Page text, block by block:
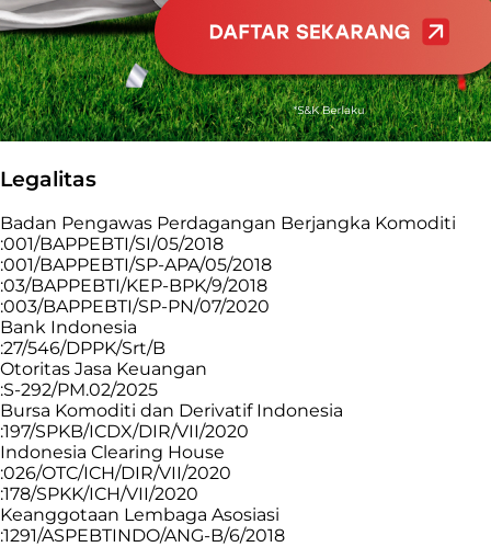
Legalitas
Badan Pengawas Perdagangan Berjangka Komoditi
:001/BAPPEBTI/SI/05/2018
:001/BAPPEBTI/SP-APA/05/2018
:03/BAPPEBTI/KEP-BPK/9/2018
:003/BAPPEBTI/SP-PN/07/2020
Bank Indonesia
:27/546/DPPK/Srt/B
Otoritas Jasa Keuangan
:S-292/PM.02/2025
Bursa Komoditi dan Derivatif Indonesia
:197/SPKB/ICDX/DIR/VII/2020
Indonesia Clearing House
:026/OTC/ICH/DIR/VII/2020
:178/SPKK/ICH/VII/2020
Keanggotaan Lembaga Asosiasi
:1291/ASPEBTINDO/ANG-B/6/2018